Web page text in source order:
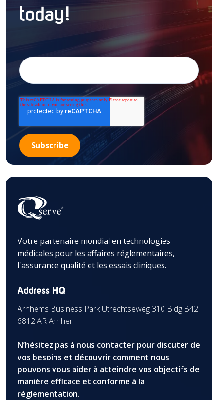
today!
Votre partenaire mondial en technologies
médicales pour les affaires réglementaires,
l'assurance qualité et les essais cliniques.
Address HQ
Arnhems Business Park Utrechtseweg 310 Bldg B42
6812 AR Arnhem
N’hésitez pas à nous contacter pour discuter de
vos besoins et découvrir comment nous
pouvons vous aider à atteindre vos objectifs de
manière efficace et conforme à la
réglementation.